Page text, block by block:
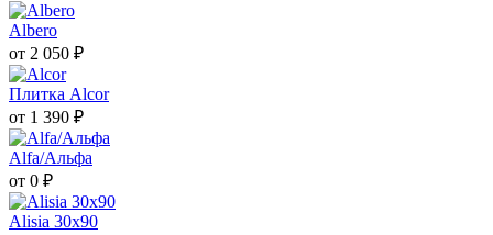
Albero
от 2 050 ₽
Плитка Alcor
от 1 390 ₽
Alfa/Альфа
от 0 ₽
Alisia 30x90